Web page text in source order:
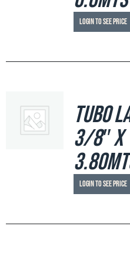
Login to see price
Tubo
3/8″ x
Login to see price